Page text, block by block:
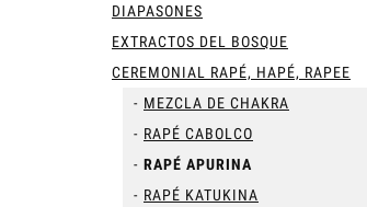
DIAPASONES
EXTRACTOS DEL BOSQUE
CEREMONIAL RAPÉ, HAPÉ, RAPEE
MEZCLA DE CHAKRA
RAPÉ CABOLCO
RAPÉ APURINA
RAPÉ KATUKINA